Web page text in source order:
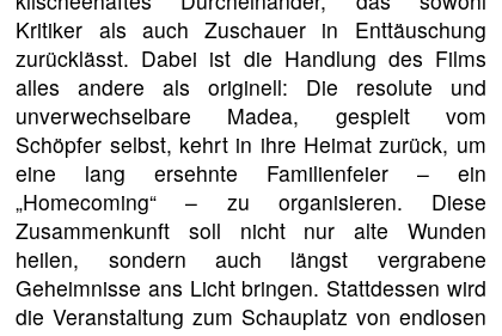
Kritiker als auch Zuschauer in Enttäuschung
zurücklässt. Dabei ist die Handlung des Films
alles andere als originell: Die resolute und
unverwechselbare Madea, gespielt vom
Schöpfer selbst, kehrt in ihre Heimat zurück, um
eine lang ersehnte Familienfeier – ein
„Homecoming“ – zu organisieren. Diese
Zusammenkunft soll nicht nur alte Wunden
heilen, sondern auch längst vergrabene
Geheimnisse ans Licht bringen. Stattdessen wird
die Veranstaltung zum Schauplatz von endlosen